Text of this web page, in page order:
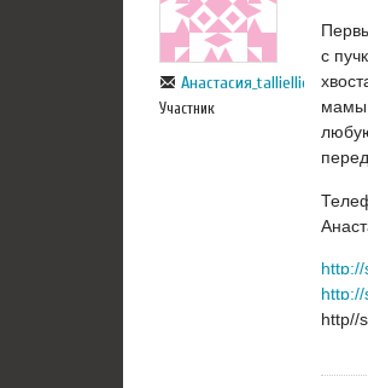
Анастасия_talliellie
Участник
с
мамы
http//